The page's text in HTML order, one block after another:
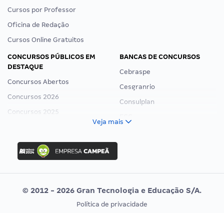
Cursos por Professor
Oficina de Redação
Cursos Online Gratuitos
CONCURSOS PÚBLICOS EM
DESTAQUE
Concursos Abertos
Concursos 2026
Concursos 2025
Concurso Ibama
Concurso MPU
Editais publicados
BANCAS DE CONCURSOS
Cebraspe
Cesgranrio
Consulplan
Vunesp
CONCURSOS POR PROFISSÃO
EXAME DE ORDEM
Veja mais
© 2012 - 2026 Gran Tecnologia e Educação S/A.
Política de privacidade